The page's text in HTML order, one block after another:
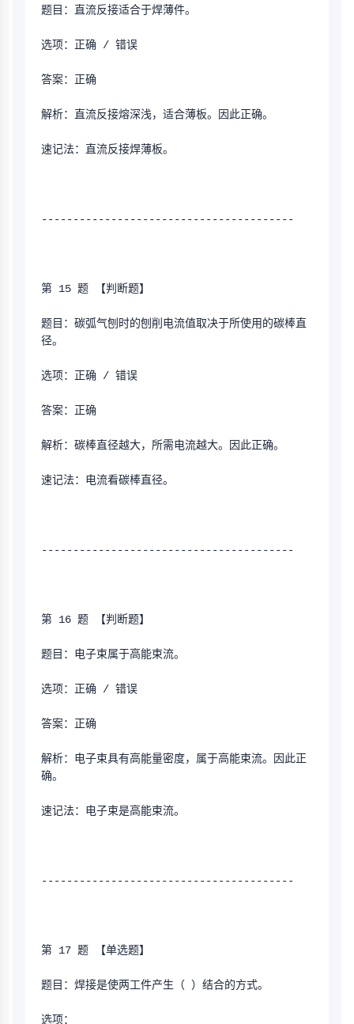
题目：直流反接适合于焊薄件。
选项：正确 / 错误
答案：正确
解析：直流反接熔深浅，适合薄板。因此正确。
速记法：直流反接焊薄板。
----------------------------------------
第 15 题 【判断题】
题目：碳弧气刨时的刨削电流值取决于所使用的碳棒直
径。
选项：正确 / 错误
答案：正确
解析：碳棒直径越大，所需电流越大。因此正确。
速记法：电流看碳棒直径。
----------------------------------------
第 16 题 【判断题】
题目：电子束属于高能束流。
选项：正确 / 错误
答案：正确
解析：电子束具有高能量密度，属于高能束流。因此正
确。
速记法：电子束是高能束流。
----------------------------------------
第 17 题 【单选题】
题目：焊接是使两工件产生（ ）结合的方式。
选项：